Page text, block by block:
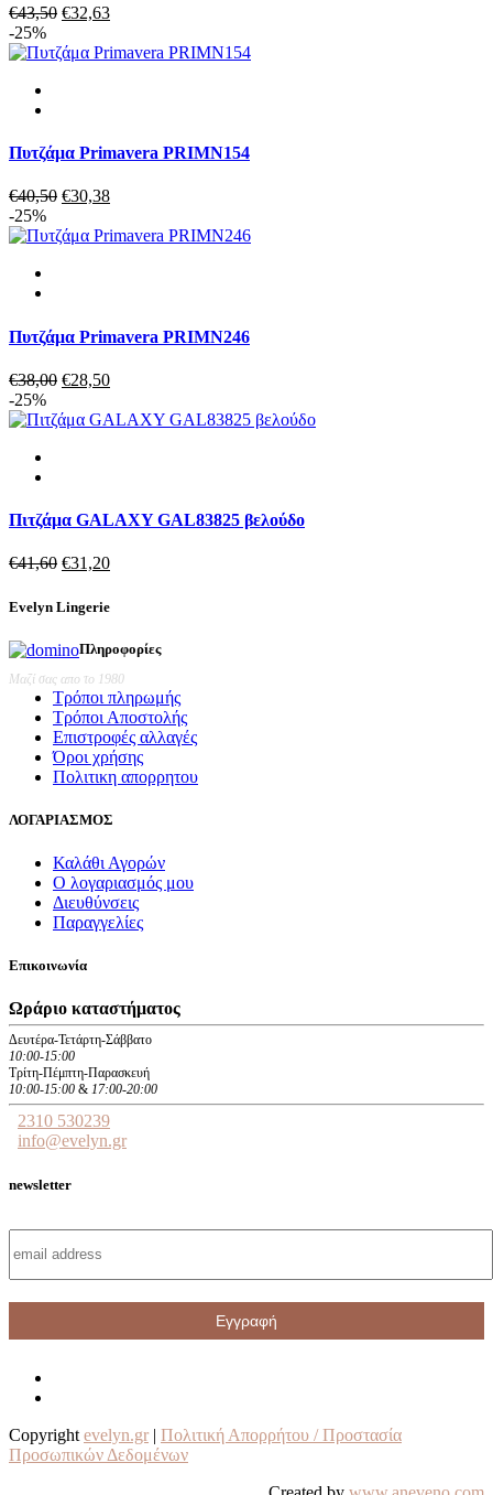
€43,50 Original
was:
€32,63Η
τιμή
-25%
Πυτζάμα Primavera PRIMN154
€40,50 Original
was:
€30,38Η
τιμή
-25%
Πυτζάμα Primavera PRIMN246
€38,00 Original
was:
€28,50Η
τιμή
-25%
Πιτζάμα GALAXY GAL83825 βελούδο
€41,60 Original
was:
€41,60.
€31,20Η
τιμή
€31,20.
Evelyn Lingerie
Μαζί σας απο το 1980
Πληροφορίες
Τρόποι πληρωμής
Τρόποι Αποστολής
Επιστροφές αλλαγές
Όροι χρήσης
Πολιτικη απορρητου
ΛΟΓΑΡΙΑΣΜΟΣ
Καλάθι Αγορών
Ο λογαριασμός μου
Διευθύνσεις
Παραγγελίες
Επικοινωνία
Ωράριο καταστήματος
Δευτέρα-Τετάρτη-Σάββατο
10:00-15:00
Τρίτη-Πέμπτη-Παρασκευή
10:00-15:00 & 17:00-20:00
2310 530239
info@evelyn.gr
newsletter
Copyright evelyn.gr | Πολιτική Απορρήτου / Προστασία
Προσωπικών Δεδομένων